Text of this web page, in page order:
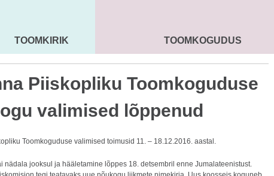
MAARJA KIRIK
TOOMKIRIK SEENIORID KOGUDUS
TOOMKOGUDUS
Piiskopliku Toomkoguduse
valimised lõppenud
Toomkoguduse valimised toimusid 11. – 18.12.2016. aastal.
nädala jooksul ja hääletamine lõppes 18. detsembril enne Jumalateenistust.